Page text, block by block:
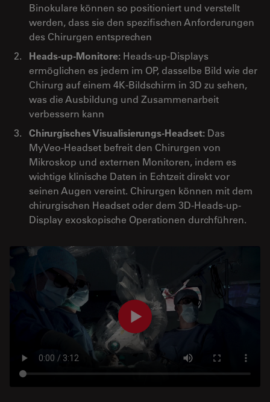
Binokulare können so positioniert und verstellt
werden, dass sie den spezifischen Anforderungen
des Chirurgen entsprechen
Heads-up-Monitore: Heads-up-Displays
ermöglichen es jedem im OP, dasselbe Bild wie der
Chirurg auf einem 4K-Bildschirm in 3D zu sehen,
was die Ausbildung und Zusammenarbeit
verbessern kann
Chirurgisches Visualisierungs-Headset: Das
MyVeo-Headset befreit den Chirurgen von
Mikroskop und externen Monitoren, indem es
wichtige klinische Daten in Echtzeit direkt vor
seinen Augen vereint. Chirurgen können mit dem
chirurgischen Headset oder dem 3D-Heads-up-
Display exoskopische Operationen durchführen.